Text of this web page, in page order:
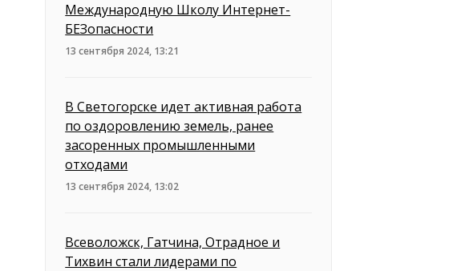
Международную Школу Интернет-
БЕЗопасности
13 сентября 2024, 13:21
В Светогорске идет активная работа
по оздоровлению земель, ранее
засоренных промышленными
отходами
13 сентября 2024, 13:02
Всеволожск, Гатчина, Отрадное и
Тихвин стали лидерами по